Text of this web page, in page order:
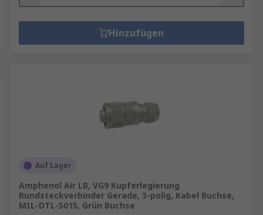
Hinzufügen
Auf Lager
Amphenol Air LB, VG9 Kupferlegierung
Rundsteckverbinder Gerade, 3-polig, Kabel Buchse,
MIL-DTL-5015, Grün Buchse